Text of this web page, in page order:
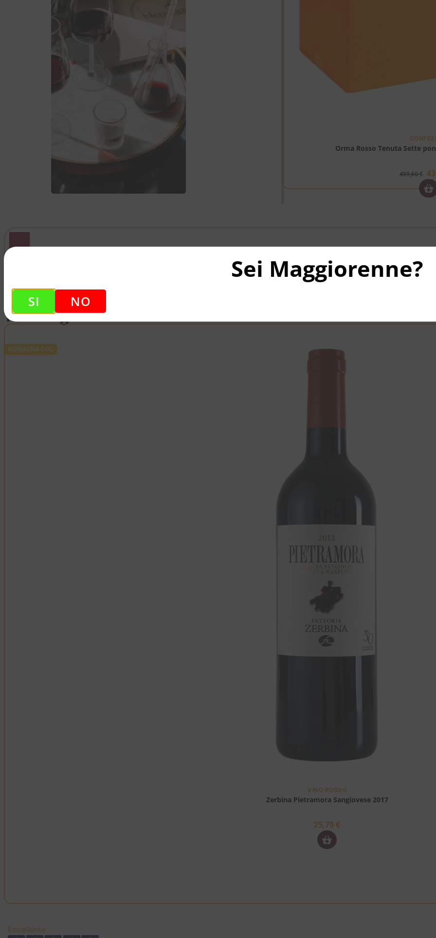
Orma Rosso Tenuta Sette
459,60€
Ti Consigliamo Anche...
ROMAGNA DOC
VINO ROSSO
Zerbina Pietramora Sangiovese 2017
25,70 €
Eccellente
Sei Maggiorenne?
SI NO